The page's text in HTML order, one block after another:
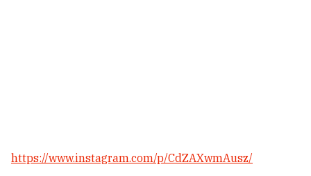
https://www.instagram.com/p/CdZAXwmAusz/